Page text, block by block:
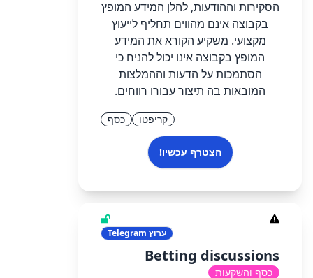
הסקירות וההודעות, להלן המידע המופץ
בקבוצה אינם מהווים תחליף לייעוץ
מקצועי. משקיע הקורא את המידע
המופץ בקבוצה אינו יכול להניח כי
הסתמכות על הדעות וההמלצות
המובאות בה תיצור עבורו רווחים.
קריפטו כסף
הצטרף עכשיו!
ערוץ
Betting discussions
כסף והשקעות